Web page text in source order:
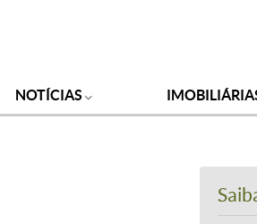
NOTÍCIAS